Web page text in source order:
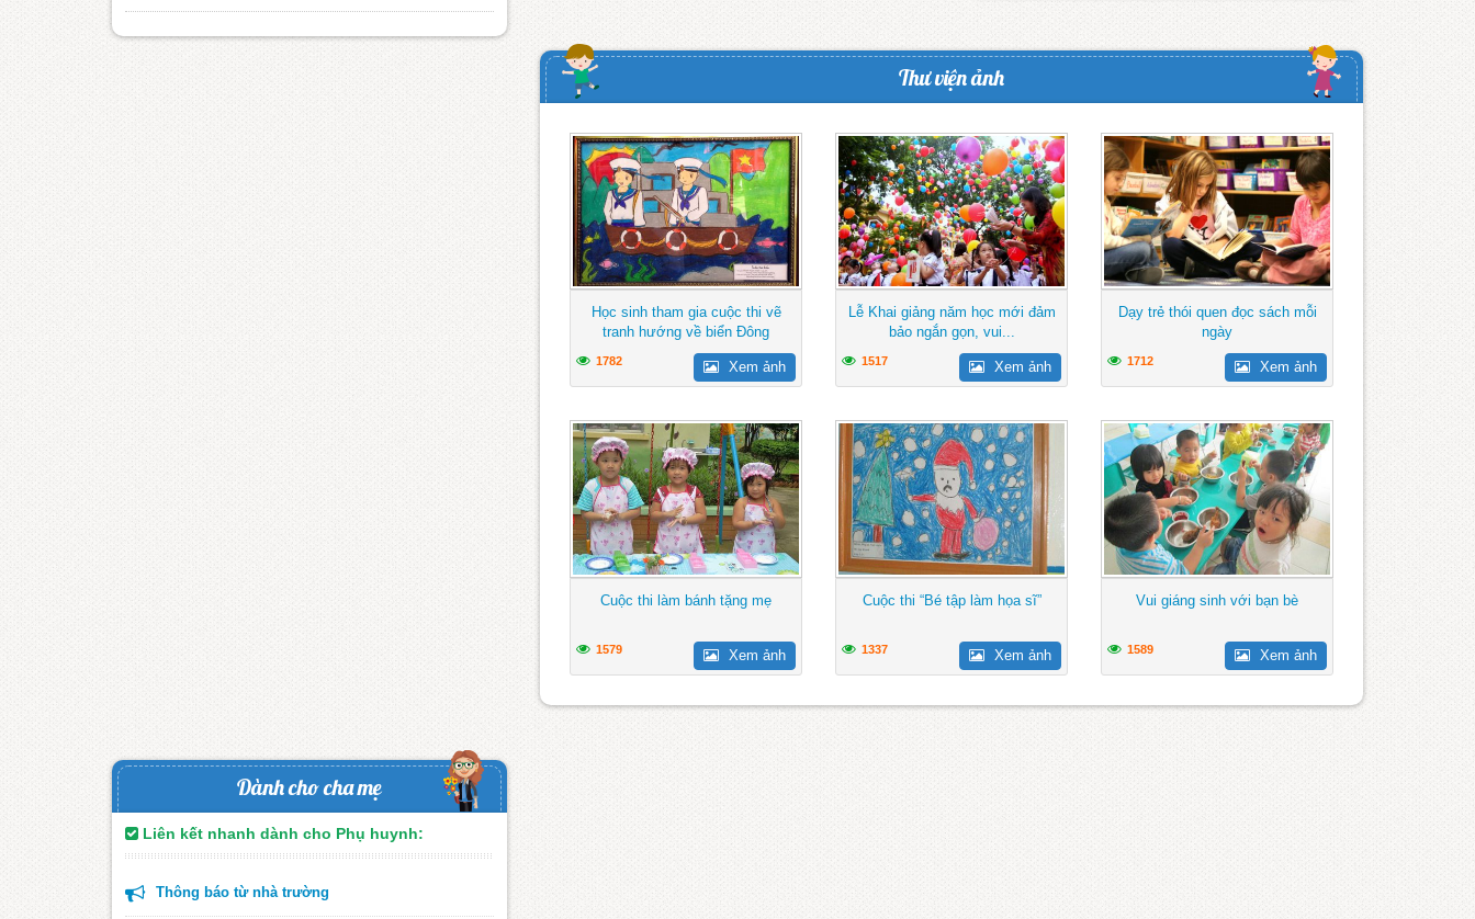
Thư viện ảnh
Học sinh tham gia cuộc thi vẽ
tranh hướng về biển Đông
1782 Xem ảnh
Lễ Khai giảng năm học mới đảm
bảo ngắn gọn, vui...
1517 Xem ảnh
Dạy trẻ thói quen đọc sách mỗi
ngày
1712 Xem ảnh
Cuộc thi làm bánh tặng mẹ
1579 Xem ảnh
Cuộc thi “Bé tập làm họa sĩ”
1337 Xem ảnh
Vui giáng sinh với bạn bè
1589 Xem ảnh
Dành cho cha mẹ
Liên kết nhanh dành cho Phụ huynh:
Thông báo từ nhà trường